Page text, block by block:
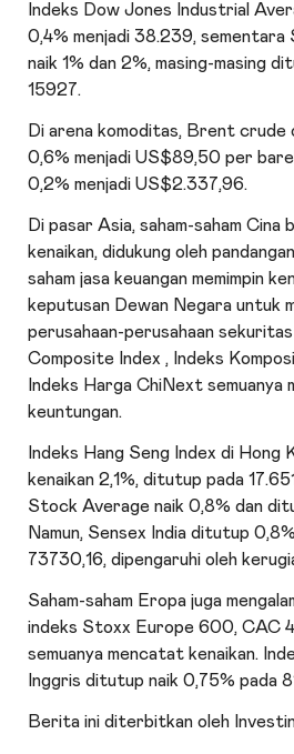
Indeks Dow Jones Industrial
0,4% menjadi 38.239,
naik 1% dan 2%, masing-masing
15927.
Di arena komoditas, Brent crude
0,6% menjadi US$89,50 per
0,2% menjadi US$2.337,96.
Di pasar Asia, saham-saham Cina
kenaikan, didukung oleh
saham jasa keuangan memimpin
keputusan Dewan Negara untuk
perusahaan-perusahaan
Composite Index , Indeks
Indeks Harga ChiNext semuanya
keuntungan.
Indeks Hang Seng Index di Hong
kenaikan 2,1%, ditutup pada
Stock Average naik 0,8% dan
Namun, Sensex India ditutup
73730,16, dipengaruhi oleh
Saham-saham Eropa juga
indeks Stoxx Europe 600,CAC
semuanya mencatat kenaikan.
Inggris ditutup naik 0,75% pada
Berita ini diterbitkan oleh